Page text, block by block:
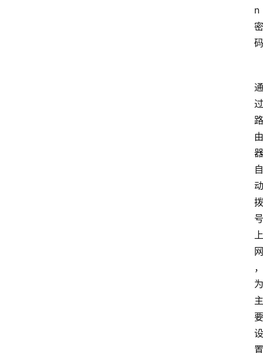
n
密
通
过
路
由
器
自
动
拨
号
上
网
，
为
主
要
设
置